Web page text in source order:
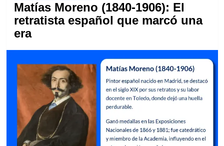
Matías Moreno (1840-1906): El
retratista español que marcó una
era